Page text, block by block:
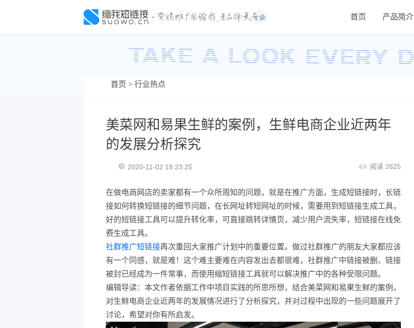
首页 产品简介
首页 > 行业热点
美菜网和易果生鲜的案例，生鲜电商企业近两年
的发展分析探究
2020-11-02 18:23:25 阅读 2625
在做电商网店的卖家都有一个众所周知的问题，就是在推广方面，生成短链接时，长链
接如何转换短链接的细节问题，在长网址转短网址的时候，需要用到短链接生成工具，
好的短链接工具可以提升转化率，可直接跳转详情页，减少用户流失率，短链接在线免
费生成工具。
社群推广短链接再次重回大家推广计划中的重要位置。做过社群推广的朋友大家都应该
有一个同感，就是难！这个难主要难在内容发出去都很难，社群推广中链接被删、链接
被封已经成为一件常事，而使用缩短链接工具就可以解决推广中的各种受限问题。
编辑导读：本文作者依据工作中项目实践的所思所想，结合美菜网和易果生鲜的案例，
对生鲜电商企业近两年的发展情况进行了分析探究，并对过程中出现的一些问题展开了
讨论，希望对你有所启发。